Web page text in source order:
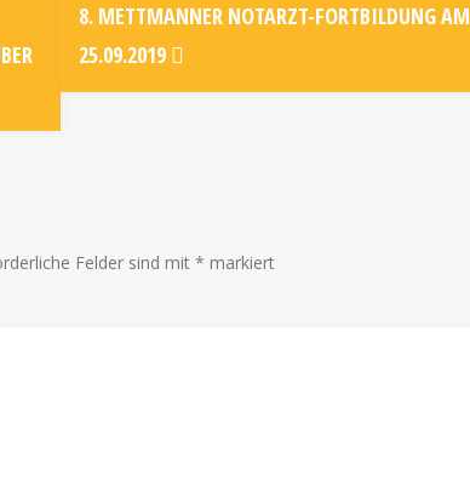
8. METTMANNER NOTARZT-FORTBILDUNG AM
25.09.2019
Felder sind mit * markiert